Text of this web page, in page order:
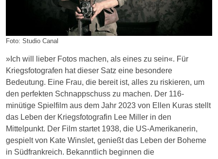
Foto: Studio Canal
»Ich will lieber Fotos machen, als eines zu sein«. Für
Kriegsfotografen hat dieser Satz eine besondere
Bedeutung. Eine Frau, die bereit ist, alles zu riskieren, um
den perfekten Schnappschuss zu machen. Der 116-
minütige Spielfilm aus dem Jahr 2023 von Ellen Kuras stellt
das Leben der Kriegsfotografin Lee Miller in den
Mittelpunkt. Der Film startet 1938, die US-Amerikanerin,
gespielt von Kate Winslet, genießt das Leben der Boheme
in Südfrankreich. Bekanntlich beginnen die